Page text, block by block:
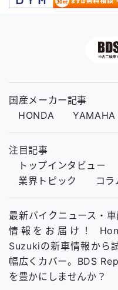
国産メーカー記事
HONDA
YAMAHA
注目記事
トップインタビュー
業界トピック
コラ
最新バイクニュース・
情報をお届け！
Suzukiの新車情報から
幅広くカバー。BDS
を豊かにしませんか？